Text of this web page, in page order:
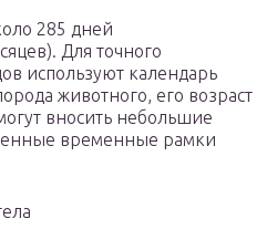
285 дней
Для точного
используют календарь
животного, его возраст
вносить небольшие
временные рамки